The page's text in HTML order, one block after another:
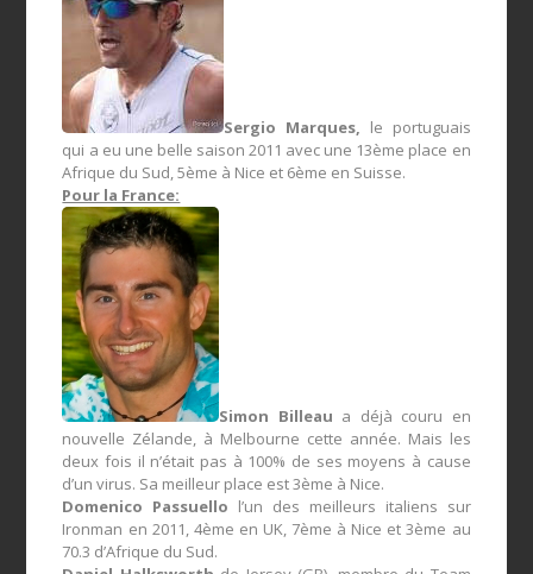
Sergio Marques, le portuguais
qui a eu une belle saison 2011 avec une 13ème place en
Afrique du Sud, 5ème à Nice et 6ème en Suisse.
Pour la France:
Simon Billeau a déjà couru en
nouvelle Zélande, à Melbourne cette année. Mais les
deux fois il n’était pas à 100% de ses moyens à cause
d’un virus. Sa meilleur place est 3ème à Nice.
Domenico Passuello l’un des meilleurs italiens sur
Ironman en 2011, 4ème en UK, 7ème à Nice et 3ème au
70.3 d’Afrique du Sud.